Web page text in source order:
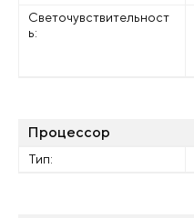
Светочувствительност
ь:
Процессор
Тип: